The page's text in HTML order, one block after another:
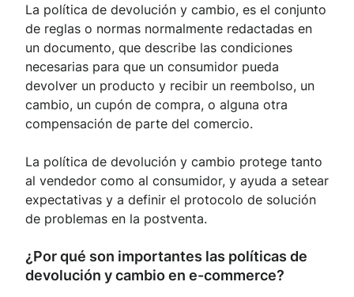
La política de devolución y cambio, es el conjunto
de reglas o normas normalmente redactadas en
un documento, que describe las condiciones
necesarias para que un consumidor pueda
devolver un producto y recibir un reembolso, un
cambio, un cupón de compra, o alguna otra
compensación de parte del comercio.
La política de devolución y cambio protege tanto
al vendedor como al consumidor, y ayuda a setear
expectativas y a definir el protocolo de solución
de problemas en la postventa.
¿Por qué son importantes las políticas de
devolución y cambio en e-commerce?